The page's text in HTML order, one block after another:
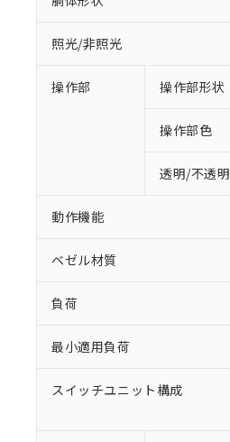
照光/非照光
操作部 操作部形状
操作部色
透明/不透明
動作機能
ベゼル材質
負荷
最小適用負荷
スイッチユニット構成